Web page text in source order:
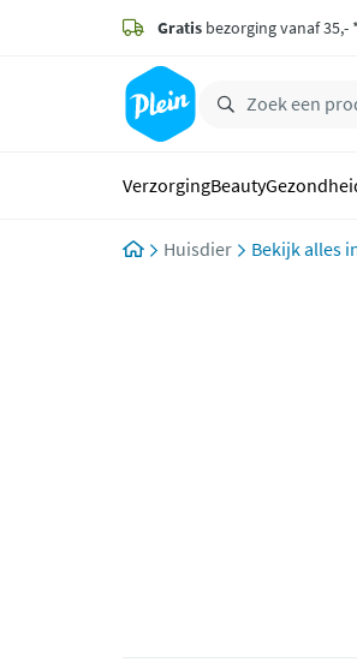
zoeken
hoofdinhoud
Gratis bezorging vanaf 35,- *
VerzorgingBeauty
Huisdier